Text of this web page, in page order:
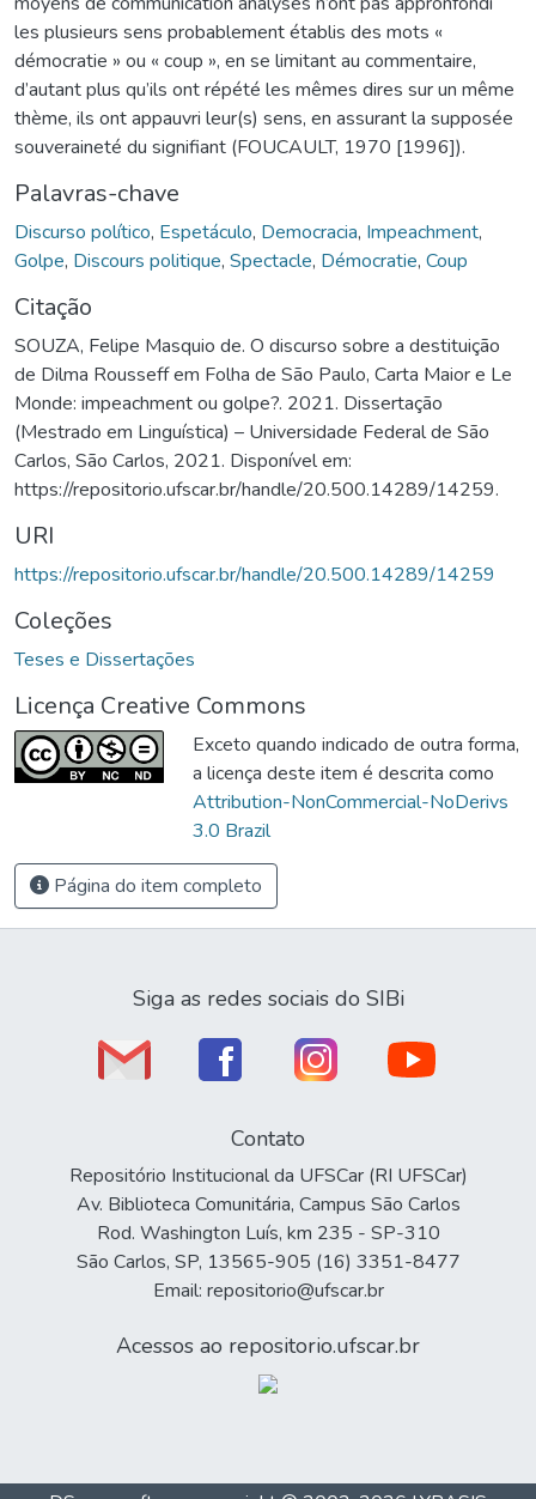
les plusieurs sens probablement établis des mots «
démocratie » ou « coup », en se limitant au commentaire,
d’autant plus qu’ils ont répété les mêmes dires sur un même
thème, ils ont appauvri leur(s) sens, en assurant la supposée
souveraineté du signifiant (FOUCAULT, 1970 [1996]).
Palavras-chave
Discurso político, Espetáculo, Democracia, Impeachment,
Golpe, Discours politique, Spectacle, Démocratie, Coup
Citação
SOUZA, Felipe Masquio de. O discurso sobre a destituição
de Dilma Rousseff em Folha de São Paulo, Carta Maior e Le
Monde: impeachment ou golpe?. 2021. Dissertação
(Mestrado em Linguística) – Universidade Federal de São
Carlos, São Carlos, 2021. Disponível em:
https://repositorio.ufscar.br/handle/20.500.14289/14259.
URI
https://repositorio.ufscar.br/handle/20.500.14289/14259
Coleções
Teses e Dissertações
Licença Creative Commons
Exceto quando indicado de outra forma,
a licença deste item é descrita como
Attribution-NonCommercial-NoDerivs
3.0 Brazil
Página do item completo
Siga as redes sociais do SIBi
Contato
Repositório Institucional da UFSCar (RI UFSCar)
Av. Biblioteca Comunitária, Campus São Carlos
Rod. Washington Luís, km 235 - SP-310
São Carlos, SP, 13565-905 (16) 3351-8477
Email: repositorio@ufscar.br
Acessos ao repositorio.ufscar.br